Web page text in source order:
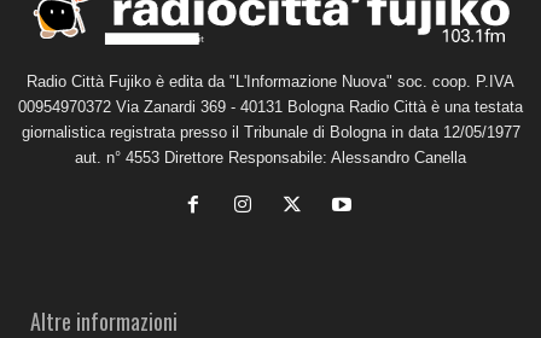
Radio Città Fujiko è edita da "L'Informazione Nuova" soc. coop. P.IVA
00954970372 Via Zanardi 369 - 40131 Bologna Radio Città è una testata
giornalistica registrata presso il Tribunale di Bologna in data 12/05/1977
aut. n° 4553 Direttore Responsabile: Alessandro Canella
Altre informazioni